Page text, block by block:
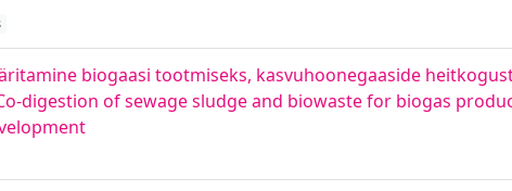
biogaasi tootmiseks, kasvuhoonegaaside
digestion of sewage sludge and biowaste for biogas